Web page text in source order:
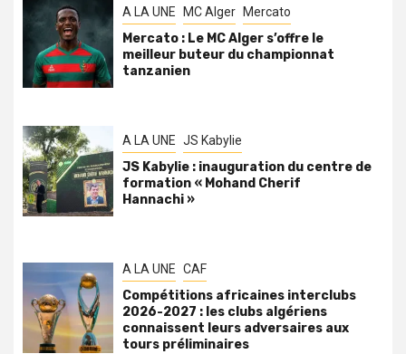
A LA UNE MC Alger Mercato
Mercato : Le MC Alger s’offre le
meilleur buteur du championnat
tanzanien
A LA UNE JS Kabylie
JS Kabylie : inauguration du centre de
formation « Mohand Cherif
Hannachi »
A LA UNE CAF
Compétitions africaines interclubs
2026-2027 : les clubs algériens
connaissent leurs adversaires aux
tours préliminaires